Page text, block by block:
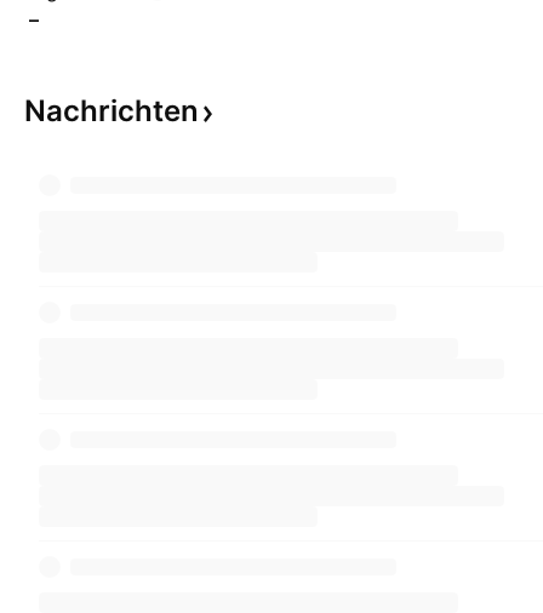
–
Nachrichten